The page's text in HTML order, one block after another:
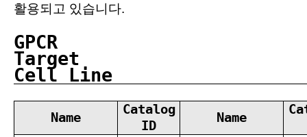
활용되고 있습니다.
GPCR
Target
Cell Line
Name
Catalog
ID
Name